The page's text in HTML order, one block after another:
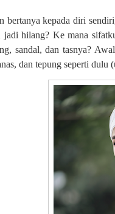
bertanya kepada diri
jadi hilang? Ke mana
sandal, dan tasnya?
dan tepung seperti dulu